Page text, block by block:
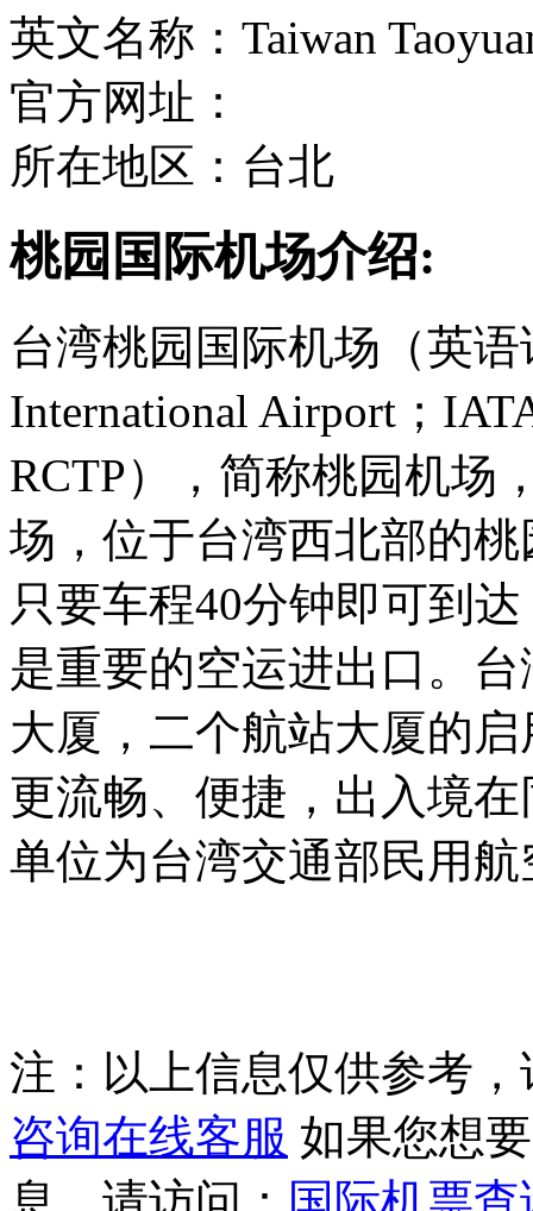
英文名称：Taiwan
官方网址：
所在地区：台北
桃园国际机场介绍:
台湾桃园国际机场（英语
International Airport；
RCTP），简称桃园机场
场，位于台湾西北部的
只要车程40分钟即可到
是重要的空运进出口。
大厦，二个航站大厦的
更流畅、便捷，出入境
单位为台湾交通部民用
注：以上信息仅供参考
咨询在线客服 如果您想
息，请访问： 国际机票查